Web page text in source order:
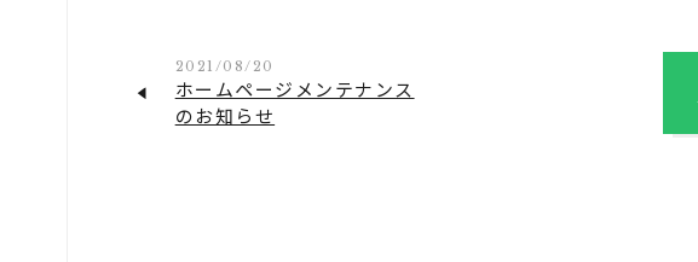
2021/08/20
ホームページメンテナンス
のお知らせ